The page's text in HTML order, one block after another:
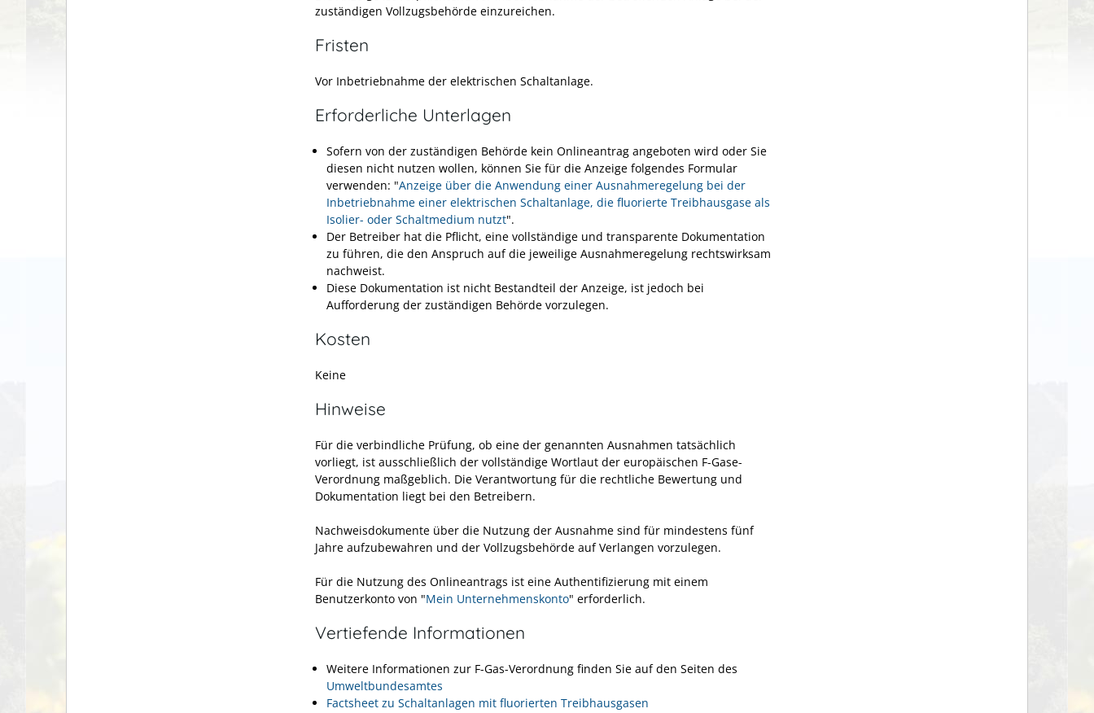
zuständigen Vollzugsbehörde einzureichen.
Fristen
Vor Inbetriebnahme der elektrischen Schaltanlage.
Erforderliche Unterlagen
Sofern von der zuständigen Behörde kein Onlineantrag angeboten wird oder Sie
diesen nicht nutzen wollen, können Sie für die Anzeige folgendes Formular
verwenden: "Anzeige über die Anwendung einer Ausnahmeregelung bei der
Inbetriebnahme einer elektrischen Schaltanlage, die fluorierte Treibhausgase als
Isolier- oder Schaltmedium nutzt".
Der Betreiber hat die Pflicht, eine vollständige und transparente Dokumentation
zu führen, die den Anspruch auf die jeweilige Ausnahmeregelung rechtswirksam
nachweist.
Diese Dokumentation ist nicht Bestandteil der Anzeige, ist jedoch bei
Aufforderung der zuständigen Behörde vorzulegen.
Kosten
Keine
Hinweise
Für die verbindliche Prüfung, ob eine der genannten Ausnahmen tatsächlich
vorliegt, ist ausschließlich der vollständige Wortlaut der europäischen F-Gase-
Verordnung maßgeblich. Die Verantwortung für die rechtliche Bewertung und
Dokumentation liegt bei den Betreibern.
Nachweisdokumente über die Nutzung der Ausnahme sind für mindestens fünf
Jahre aufzubewahren und der Vollzugsbehörde auf Verlangen vorzulegen.
Für die Nutzung des Onlineantrags ist eine Authentifizierung mit einem
Benutzerkonto von "Mein Unternehmenskonto" erforderlich.
Vertiefende Informationen
Weitere Informationen zur F-Gas-Verordnung finden Sie auf den Seiten des
Umweltbundesamtes
Factsheet zu Schaltanlagen mit fluorierten Treibhausgasen